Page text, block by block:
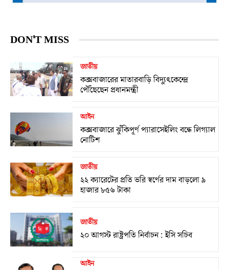
DON'T MISS
জাতীয়
কক্সবাজারের মাতারবাড়ি বিদ্যুৎকেন্দ্রে
পৌঁছেছেন প্রধানমন্ত্রী
আইন
কক্সবাজারে ঝুঁকিপূর্ণ প্যারাসেইলিং বন্ধে লিগ্যাল
নোটিশ
জাতীয়
২২ ক্যারেটের প্রতি ভরি স্বর্ণের দাম বাড়লো ৯
হাজার ৮৫৬ টাকা
জাতীয়
২০ আগস্ট রাষ্ট্রপতি নির্বাচন : ইসি সচিব
আইন